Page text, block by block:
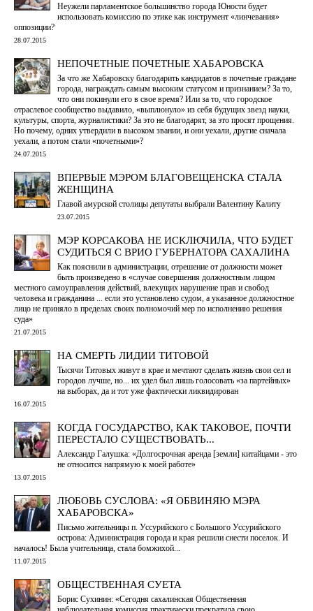
Неужели парламентское большинство города Юности будет
использовать комиссию по этике как инструмент «линчевания»
оппозиции?
28.07.2015
НЕПОЧЕТНЫЕ ПОЧЕТНЫЕ ХАБАРОВСКА
За что же Хабаровску благодарить кандидатов в почетные граждане
города, награждать самым высоким статусом и признанием? За то,
что они покинули его в свое время? Или за то, что городское
отраслевое сообщество выдавило, «выплюнуло» из себя будущих звезд науки,
культуры, спорта, журналистики? За это не благодарят, за это просят прощения.
Но почему, одних утвердили в высоком звании, и они уехали, другие сначала
уехали, а потом стали «почетными»?
24.07.2015
ВПЕРВЫЕ МЭРОМ БЛАГОВЕЩЕНСКА СТАЛА
ЖЕНЩИНА
Главой амурской столицы депутаты выбрали Валентину Калиту
23.07.2015
МЭР КОРСАКОВА НЕ ИСКЛЮЧИЛА, ЧТО БУДЕТ
СУДИТЬСЯ С ВРИО ГУБЕРНАТОРА САХАЛИНА
Как пояснили в администрации, отрешение от должности может
быть произведено в «случае совершения должностным лицом
местного самоуправления действий, влекущих нарушение прав и свобод
человека и гражданина ... если это установлено судом, а указанное должностное
лицо не приняло в пределах своих полномочий мер по исполнению решения
суда»
21.07.2015
НА СМЕРТЬ ЛИДИИ ТИТОВОЙ
Тысячи Титовых живут в крае и мечтают сделать жизнь свои сел и
городов лучше, но... их удел был лишь голосовать «за партейных»
на выборах, да и тот уже фактически ликвидирован
16.07.2015
КОГДА ГОСУДАРСТВО, КАК ТАКОВОЕ, ПОЧТИ
ПЕРЕСТАЛО СУЩЕСТВОВАТЬ...
Александр Галушка: «Долгосрочная аренда [земли] китайцами - это
не относится напрямую к моей работе»
13.07.2015
ЛЮБОВЬ СУСЛОВА: «Я ОБВИНЯЮ МЭРА
ХАБАРОВСКА»
Письмо жительницы п. Уссурийского с Большого Уссурийского
острова: Администрация города и края решили снести поселок. И
началось! Была учительница, стала бомжихой...
11.07.2015
ОБЩЕСТВЕННАЯ СУЕТА
Борис Сухинин: «Сегодня сахалинская Общественная